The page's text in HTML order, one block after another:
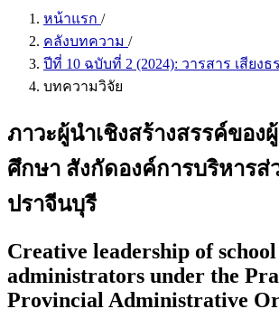
หน้าแรก /
คลังบทความ /
ปีที่ 10 ฉบับที่ 2 (2024): วารสาร เสียง
บทความวิจัย
ภาวะผู้นำเชิงสร้างสรรค์ของ
ศึกษา สังกัดองค์การบริหารส่
ปราจีนบุรี
Creative leadership of school
administrators under the
Provincial Administrative